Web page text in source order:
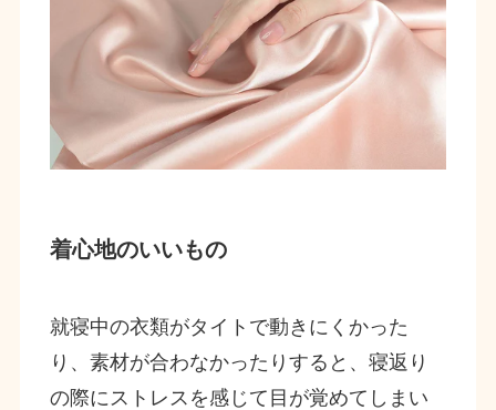
着心地のいいもの
就寝中の衣類がタイトで動きにくかった
り、素材が合わなかったりすると、寝返り
の際にストレスを感じて目が覚めてしまい